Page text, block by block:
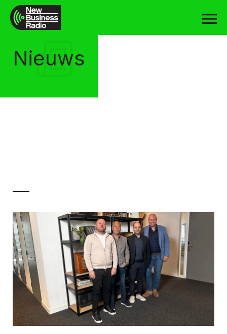
Nieuws